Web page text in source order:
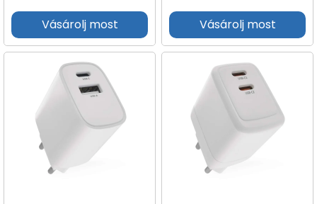
Vásárolj most Vásárolj most